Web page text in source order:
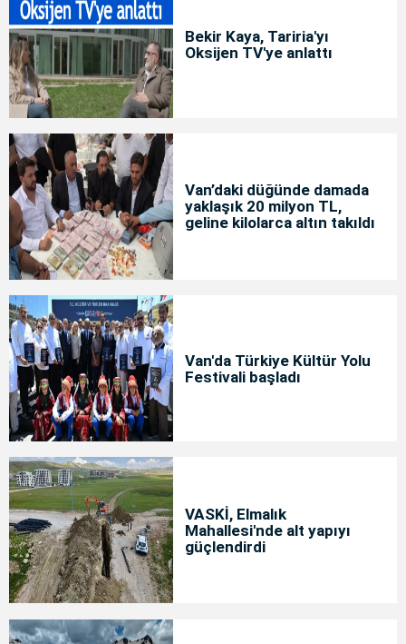
Bekir Kaya, Tariria'yı
Oksijen TV'ye anlattı
Van’daki düğünde damada
yaklaşık 20 milyon TL,
geline kilolarca altın takıldı
Van'da Türkiye Kültür Yolu
Festivali başladı
VASKİ, Elmalık
Mahallesi'nde alt yapıyı
güçlendirdi